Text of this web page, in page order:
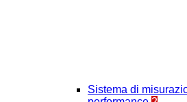
Sistema di